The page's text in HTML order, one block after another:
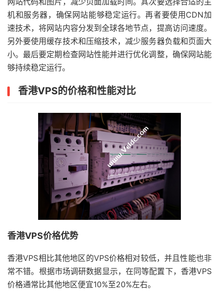
机和服务器，确保网站能够稳定运行。再者要使用CDN加
速技术，将网站内容分发到全球各地节点，提高访问速度。
另外要使用缓存技术和压缩技术，减少服务器负载和页面大
小。最后要定期检查网站性能并进行优化调整，确保网站能
够持续稳定运行。
香港VPS的价格和性能对比
香港VPS价格优势
香港VPS相比其他地区的VPS价格相对较低，并且性能也非
常不错。根据市场调研数据显示，在同等配置下，香港VPS
价格通常比其他地区便宜10%至20%左右。